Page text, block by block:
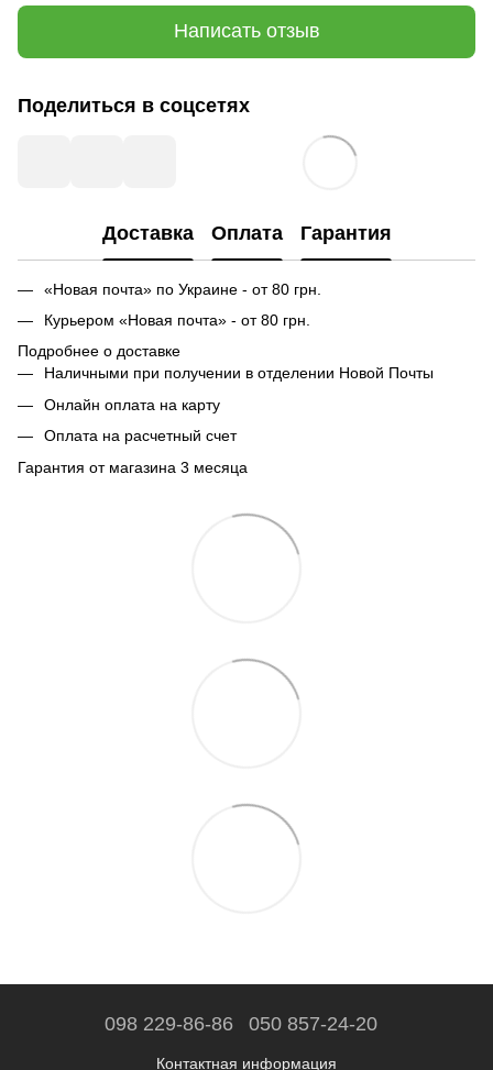
Написать отзыв
Поделиться в соцсетях
Доставка Оплата Гарантия
«Новая почта» по Украине - от 80 грн.
Курьером «Новая почта» - от 80 грн.
Подробнее о доставке
Наличными при получении в отделении Новой Почты
Онлайн оплата на карту
Оплата на расчетный счет
Гарантия от магазина 3 месяца
098 229-86-86 050 857-24-20
Контактная информация